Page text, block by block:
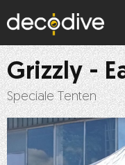
Grizzly -
Speciale Tenten